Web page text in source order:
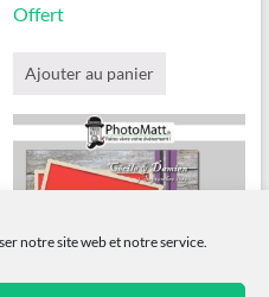
notre site web et notre service.
Offert
Ajouter au panier